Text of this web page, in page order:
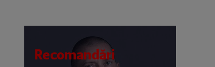
Recomandări